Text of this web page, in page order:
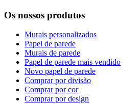
Os nossos produtos
Murais personalizados
Papel de parede
Murais de parede
Papel de parede mais vendido
Novo papel de parede
Comprar por divisão
Comprar por cor
Comprar por design